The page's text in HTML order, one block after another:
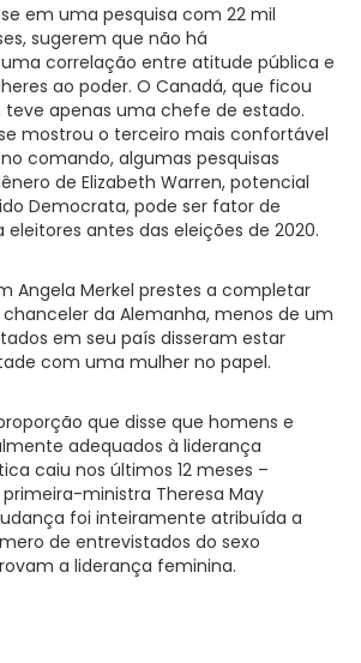
em uma pesquisa com 22 mil
sugerem que não há
correlação entre atitude pública e
ao poder. O Canadá, que ficou
teve apenas uma chefe de estado.
se mostrou o terceiro mais confortável
comando, algumas pesquisas
de Elizabeth Warren, potencial
Democrata, pode ser fator de
antes das eleições de 2020.
Angela Merkel prestes a completar
chanceler da Alemanha, menos de um
em seu país disseram estar
com uma mulher no papel.
que disse que homens e
adequados à liderança
caiu nos últimos 12 meses –
ministra Theresa May
foi inteiramente atribuída a
de entrevistados do sexo
a liderança feminina.